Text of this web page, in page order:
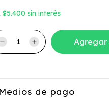
$5.400 sin interés
de pago